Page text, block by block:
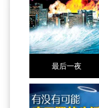
最后一夜